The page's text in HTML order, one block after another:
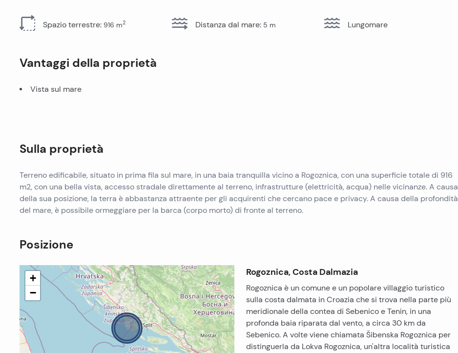
Spazio terrestre: 916 m2 Distanza dal mare: 5 m Lungomare
Vantaggi della proprietà
Vista sul mare
Sulla proprietà
Terreno edificabile, situato in prima fila sul mare, in una baia tranquilla vicino a Rogoznica, con una superficie totale di 916
m2, con una bella vista, accesso stradale direttamente al terreno, infrastrutture (elettricità, acqua) nelle vicinanze. A causa
della sua posizione, la terra è abbastanza attraente per gli acquirenti che cercano pace e privacy. A causa della profondità
del mare, è possibile ormeggiare per la barca (corpo morto) di fronte al terreno.
Posizione
+
−
Rogoznica, Costa Dalmazia
Rogoznica è un comune e un popolare villaggio turistico
sulla costa dalmata in Croazia che si trova nella parte più
meridionale della contea di Sebenico e Tenin, in una
profonda baia riparata dal vento, a circa 30 km da
Sebenico. A volte viene chiamata Šibenska Rogoznica per
distinguerla da Lokva Rogoznica, un'altra località turistica